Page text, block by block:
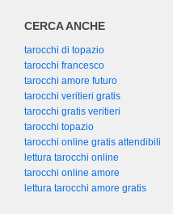
CERCA ANCHE
tarocchi di topazio
tarocchi francesco
tarocchi amore futuro
tarocchi veritieri gratis
tarocchi gratis veritieri
tarocchi topazio
tarocchi online gratis attendibili
lettura tarocchi online
tarocchi online amore
lettura tarocchi amore gratis